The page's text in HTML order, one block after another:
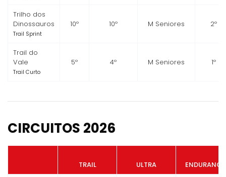
Trilho dos
Dinossauros
Trail Sprint
10º 10º M Seniores 2º
Trail do
Vale
Trail Curto
5º 4º M Seniores 1º
CIRCUITOS 2026
TRAIL ULTRA ENDURANCE